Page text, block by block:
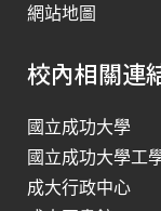
網站地圖
校內相關連
國立成功大學
國立成功大學工
成大行政中心